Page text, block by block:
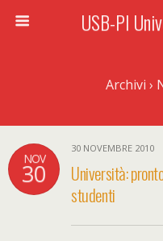
USB-PI
Archivi ›
NOV
30
30 NOVEMBRE 2010
Università:
studenti